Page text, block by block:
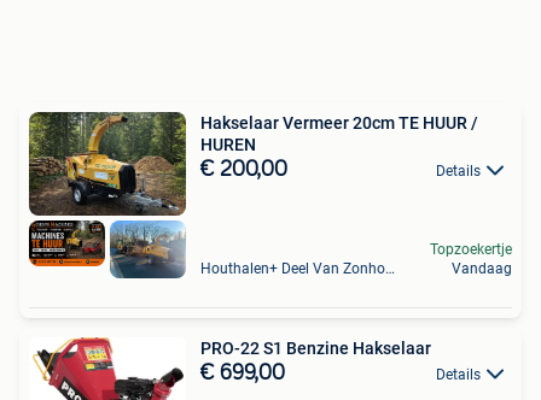
Hakselaar Vermeer 20cm TE HUUR /
HUREN
€ 200,00 Details
Houthalen+ Deel Van Zonhoven En Zolder
Topzoekertje
Vandaag
PRO-22 S1 Benzine Hakselaar
€ 699,00 Details